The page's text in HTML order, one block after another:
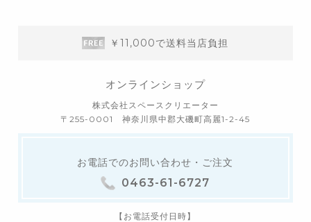
￥11,000で送料当店負担
オンラインショップ
株式会社スペースクリエーター
〒255-0001 神奈川県中郡大磯町高麗1-2-45
お電話でのお問い合わせ・ご注文
0463-61-6727
【お電話受付日時】